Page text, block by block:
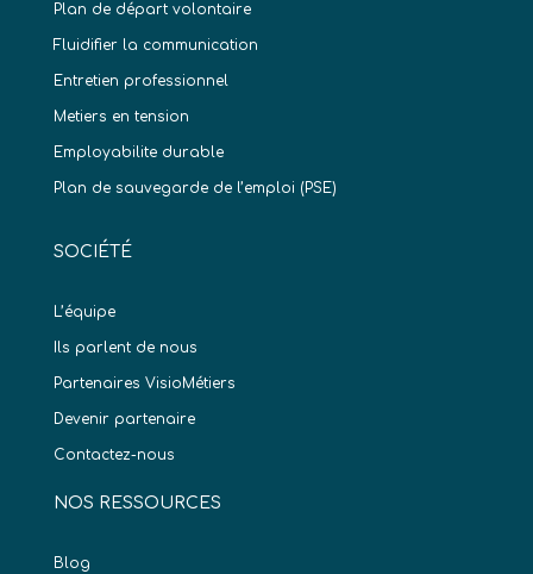
Plan de départ volontaire
Fluidifier la communication
Entretien professionnel
Metiers en tension
Employabilite durable
Plan de sauvegarde de l’emploi (PSE)
SOCIÉTÉ
L’équipe
Ils parlent de nous
Partenaires VisioMétiers
Devenir partenaire
Contactez-nous
NOS RESSOURCES
Blog